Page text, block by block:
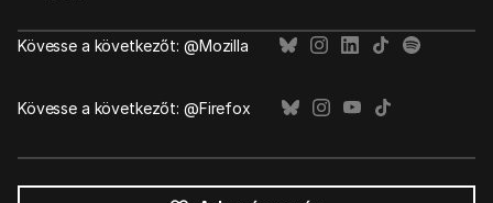
Kövesse a következőt: @Mozilla
Kövesse a következőt: @Firefox